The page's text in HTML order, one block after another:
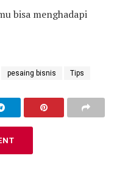
bisa menghadapi
pesaing bisnis Tips